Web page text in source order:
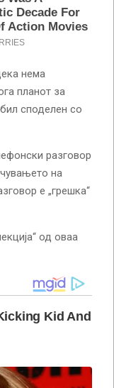
нема
планот за
споделен со
разговор
на
е „грешка“
од оваа